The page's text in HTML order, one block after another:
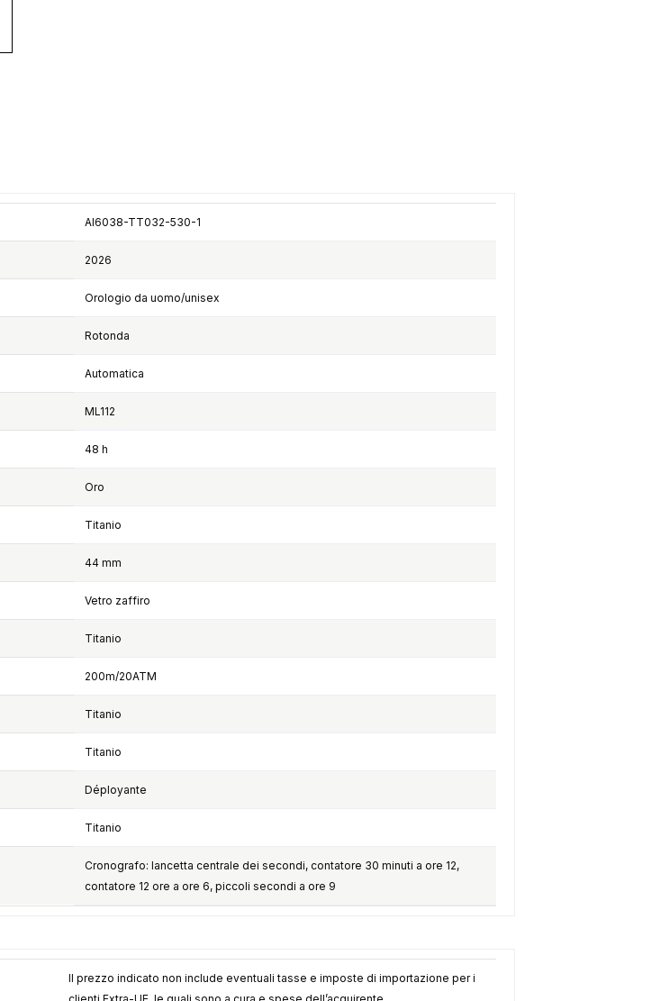
AI6038-TT032-530-1
2026
Orologio da uomo/unisex
Rotonda
Automatica
ML112
48 h
Oro
Titanio
44 mm
Vetro zaffiro
Titanio
200m/20ATM
Titanio
Titanio
Déployante
Titanio
Cronografo: lancetta centrale dei secondi, contatore 30 minuti a ore 12,
contatore 12 ore a ore 6, piccoli secondi a ore 9
Il prezzo indicato non include eventuali tasse e imposte di importazione per i